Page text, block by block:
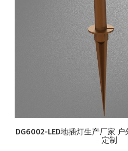
DG6002-LED地插灯生产厂家
定制